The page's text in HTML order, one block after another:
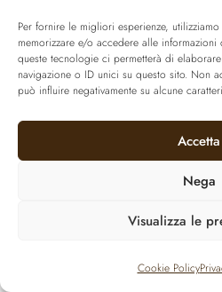
Per fornire le migliori esperienze,
memorizzare e/o accedere alle
queste tecnologie ci permetterà di
navigazione o ID unici su questo sito. Non
può influire negativamente su alcune
Accetta
Nega
Visualizza le
Cookie Policy